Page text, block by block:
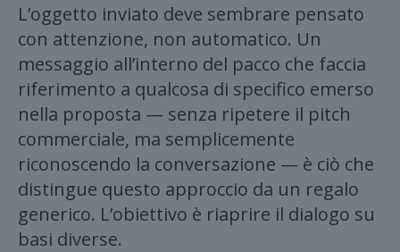
L’oggetto inviato deve sembrare pensato
con attenzione, non automatico. Un
messaggio all’interno del pacco che faccia
riferimento a qualcosa di specifico emerso
nella proposta — senza ripetere il pitch
commerciale, ma semplicemente
riconoscendo la conversazione — è ciò che
distingue questo approccio da un regalo
generico. L’obiettivo è riaprire il dialogo su
basi diverse.